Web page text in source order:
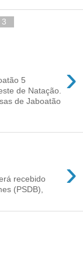
›
5
de Natação.
de Jaboatão
›
recebido
(PSDB),